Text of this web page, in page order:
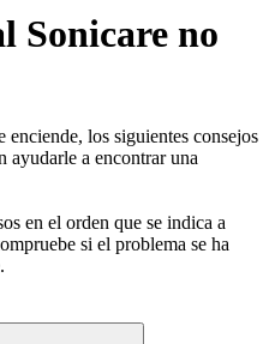
Sonicare no
los siguientes consejos
ayudarle a encontrar una
en el orden que se indica a
si el problema se ha